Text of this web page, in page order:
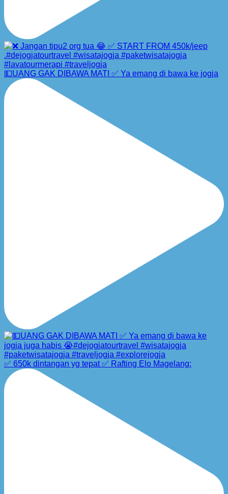
💵UANG GAK DIBAWA MATI ✅ Ya emang di bawa ke jogja
✅ 650k dintangan yg tepat ✅ Rafting Elo Magelang: